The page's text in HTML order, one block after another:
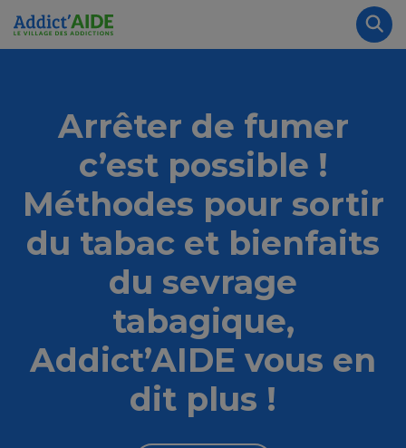
Aller au contenu principal
Arrêter de fumer
c’est possible !
Méthodes pour sortir
du tabac et bienfaits
du sevrage
tabagique,
Addict’AIDE vous en
dit plus !
Panneau de gestion des cookies